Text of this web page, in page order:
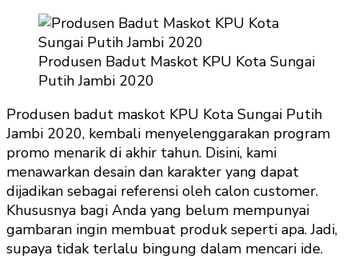
Produsen Badut Maskot KPU Kota Sungai
Putih Jambi 2020
Produsen badut maskot KPU Kota Sungai Putih
Jambi 2020, kembali menyelenggarakan program
promo menarik di akhir tahun. Disini, kami
menawarkan desain dan karakter yang dapat
dijadikan sebagai referensi oleh calon customer.
Khususnya bagi Anda yang belum mempunyai
gambaran ingin membuat produk seperti apa. Jadi,
supaya tidak terlalu bingung dalam mencari ide.